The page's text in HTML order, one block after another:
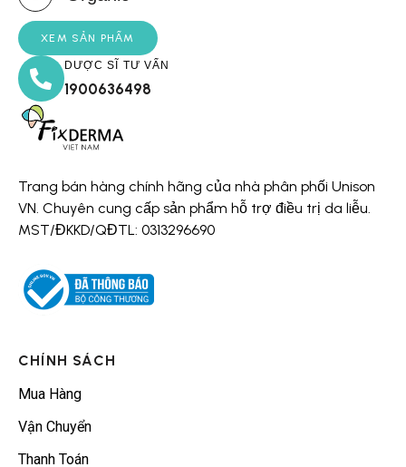
XEM SẢN PHẨM
DƯỢC SĨ TƯ VẤN
1900636498
Trang bán hàng chính hãng của nhà phân phối Unison
VN. Chuyên cung cấp sản phẩm hỗ trợ điều trị da liễu.
MST/ĐKKD/QĐTL: 0313296690
CHÍNH SÁCH
Mua Hàng
Vận Chuyển
Thanh Toán